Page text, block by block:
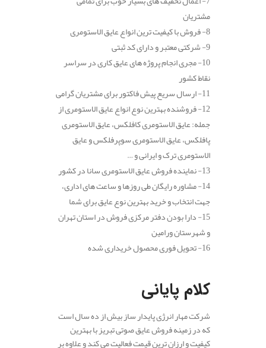
مشتریان
8- فروش با کیفیت ترین انواع عایق الاستومری
9- شرکتی معتبر و دارای کد ثبتی
10- مجری انجام پروژه های عایق کاری در سراسر
نقاط کشور
11- ارسال سریع پیش فاکتور برای مشتریان گرامی
12- فروشنده بهترین نوع انواع عایق الاستومری از
جمله: عایق الاستومری کافلکس، عایق الاستومری
پافلکس، عایق الاستومری سوپرفلکس و عایق
الاستومری ترک و ایرانی و …
13- نماینده فروش عایق الاستومری سانا در کشور
14- مشاوره رایگان طی روزها و ساعت های اداری،
جهت انتخاب و خرید بهترین نوع عایق برای شما
15- دارا بودن دفتر مرکزی فروش در استان تهران
و شهرستان ورامین
16- تحویل فوری محصول خریداری شده
کلام پایانی
شرکت مهار انرژی پایدار ساز بیش از ده سال است
که در زمینه فروش عایق صوتی تبریز با بهترین
کیفیت و ارزان ترین قیمت فعالیت می کند و علاوه بر